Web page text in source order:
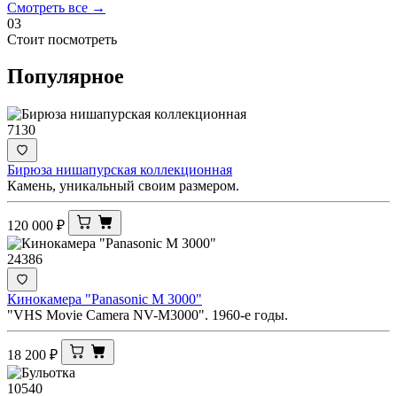
Смотреть все →
03
Стоит посмотреть
Популярное
7130
Бирюза нишапурская коллекционная
Камень, уникальный своим размером.
120 000 ₽
24386
Кинокамера "Panasonic M 3000"
"VHS Movie Camera NV-M3000". 1960-е годы.
18 200 ₽
10540